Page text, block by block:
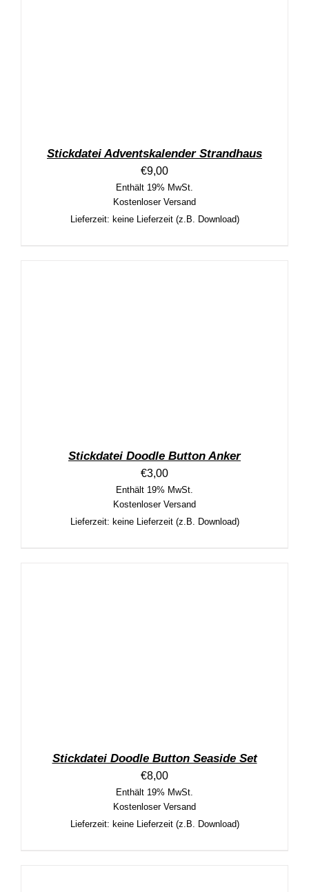
Stickdatei Adventskalender Strandhaus
€9,00
Enthält 19% MwSt.
Kostenloser Versand
Lieferzeit: keine Lieferzeit (z.B. Download)
Stickdatei Doodle Button Anker
€3,00
Enthält 19% MwSt.
Kostenloser Versand
Lieferzeit: keine Lieferzeit (z.B. Download)
Stickdatei Doodle Button Seaside Set
€8,00
Enthält 19% MwSt.
Kostenloser Versand
Lieferzeit: keine Lieferzeit (z.B. Download)